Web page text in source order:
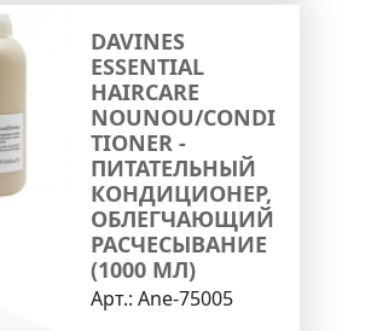
DAVINES
ESSENTIAL
HAIRCARE
NOUNOU/CONDI
TIONER -
ПИТАТЕЛЬНЫЙ
КОНДИЦИОНЕР,
ОБЛЕГЧАЮЩИЙ
РАСЧЕСЫВАНИЕ
(1000 МЛ)
Арт.: Ane-75005